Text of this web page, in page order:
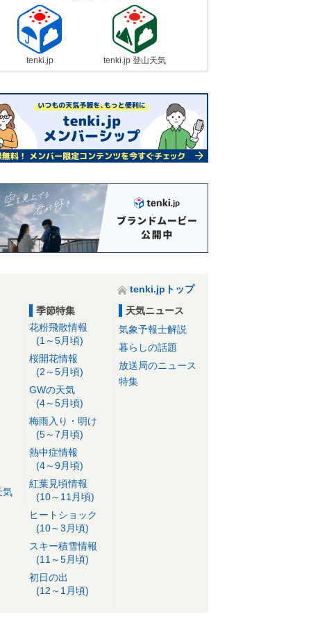
tenki.jp tenki.jp 登山天気
tenki.jpトップ
気
季節特集
花粉飛散情報
(1～5月頃)
桜開花情報
(2～5月頃)
GWの天気
(4～5月頃)
梅雨入り・明け
(5～7月頃)
熱中症情報
(4～9月頃)
紅葉見頃情報
(10～11月頃)
ヒートショック
(10～3月頃)
スキー積雪情報
(11～5月頃)
初日の出
(12～1月頃)
天気ニュース
気象予報士解説
暮らしの話題
放送局のニュース
特集